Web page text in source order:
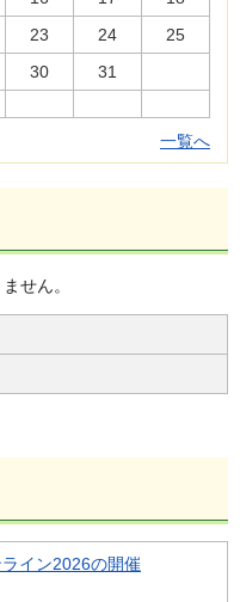
23 24
25
30 31
一覧へ
せん。
イン2026の開催